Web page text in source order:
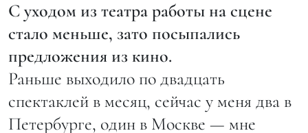
С уходом из театра работы на сцене
стало меньше, зато посыпались
предложения из кино.
Раньше выходило по двадцать
спектаклей в месяц, сейчас у меня два в
Петербурге, один в Москве — мне